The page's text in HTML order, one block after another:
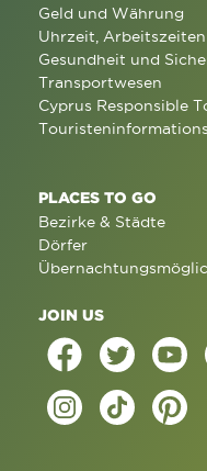
Geld und Währung
Uhrzeit,
Gesundheit und
Transportwesen
Cyprus Responsible
PLACES TO GO
Bezirke & Städte
Dörfer
JOIN US